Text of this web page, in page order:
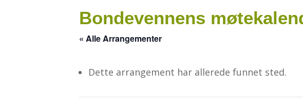
Bondevennens
« Alle Arrangementer
Dette arrangement har allerede funnet sted.